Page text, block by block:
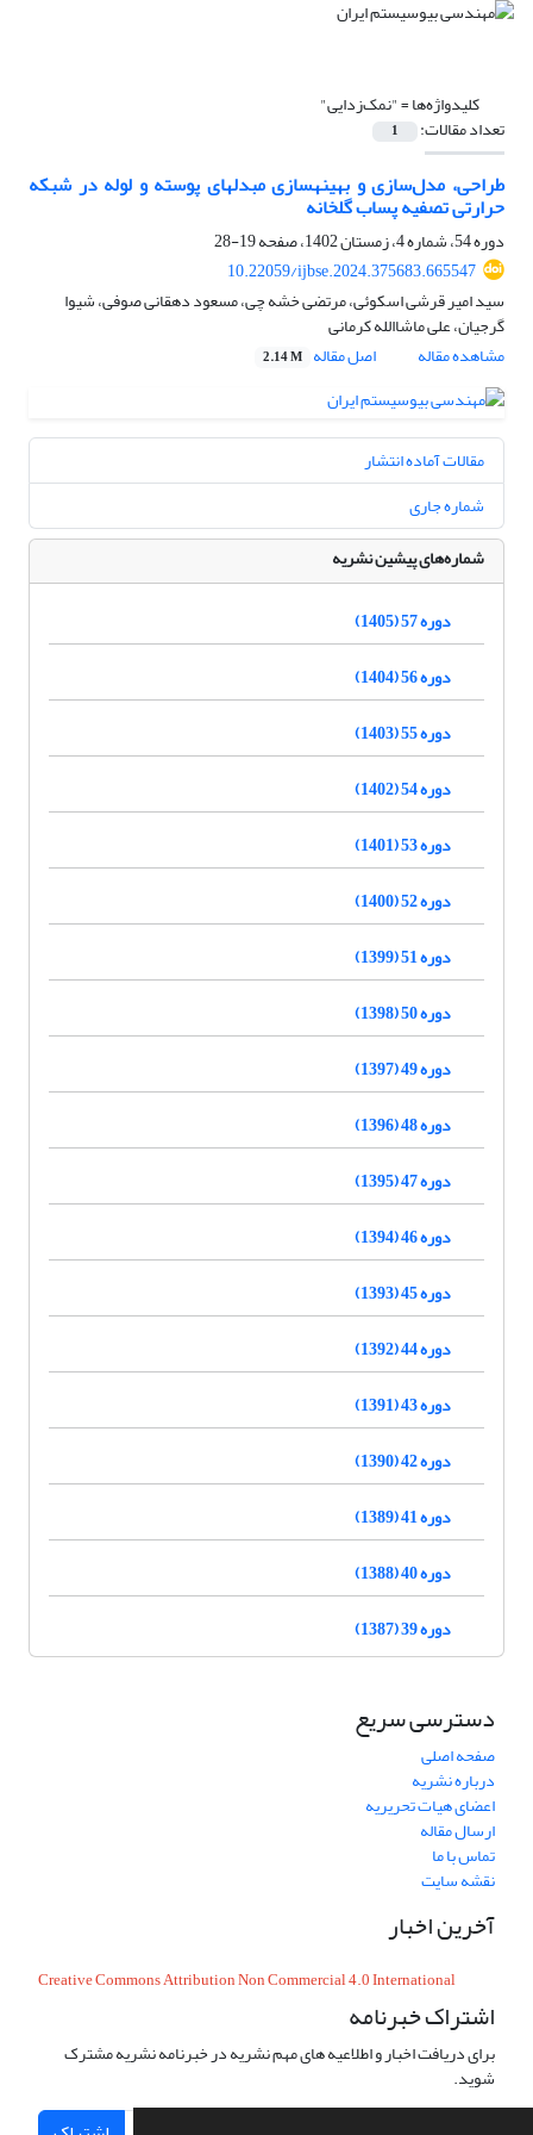
کلیدواژه‌ها ="نمک‌زدایی"
تعداد مقالات: 1
طراحی، مدل‌سازی و بهینهسازی مبدلهای پوسته و لوله در شبکه
حرارتی تصفیه پساب گلخانه
دوره 54، شماره 4، زمستان 1402، صفحه
19-28
10.22059/ijbse.2024.375683.665547
سید امیر قرشی اسکوئی، مرتضی خشه چی، مسعود دهقانی صوفی، شیوا
گرجیان، علی ماشاالله کرمانی
مشاهده مقاله
اصل مقاله 2.14 M
مقالات آماده انتشار
شماره جاری
شماره‌های پیشین نشریه
دوره 57 (1405)
دوره 56 (1404)
دوره 55 (1403)
دوره 54 (1402)
دوره 53 (1401)
دوره 52 (1400)
دوره 51 (1399)
دوره 50 (1398)
دوره 49 (1397)
دوره 48 (1396)
دوره 47 (1395)
دوره 46 (1394)
دوره 45 (1393)
دوره 44 (1392)
دوره 43 (1391)
دوره 42 (1390)
دوره 41 (1389)
دوره 40 (1388)
دوره 39 (1387)
دسترسی سریع
صفحه اصلی
درباره نشریه
اعضای هیات تحریریه
ارسال مقاله
تماس با ما
نقشه سایت
آخرین اخبار
Creative Commons Attribution Non Commercial 4.0 International
اشتراک خبرنامه
برای دریافت اخبار و اطلاعیه های مهم نشریه در خبرنامه نشریه مشترک
شوید.